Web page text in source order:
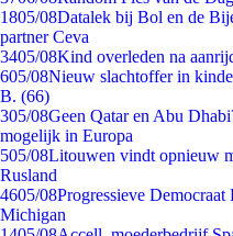
1805/08Datalek bij Bol en de
partner Ceva
3405/08Kind overleden na
605/08Nieuw slachtoffer in
B. (66)
305/08Geen Qatar en Abu
mogelijk in Europa
505/08Litouwen vindt opnieuw
Rusland
4605/08Progressieve
Michigan